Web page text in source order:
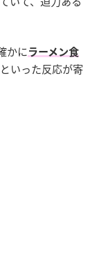
かに ラーメン食
いった反応が寄